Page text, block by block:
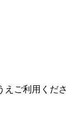
えご利用くださ